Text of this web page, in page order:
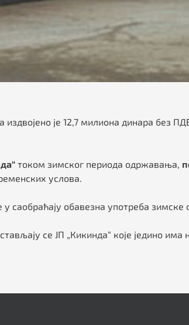
је 12,7 милиона динара без
током зимског периода одржавања,
услова.
у саобраћају обавезна употреба
се ЈП „Кикинда“ које једино